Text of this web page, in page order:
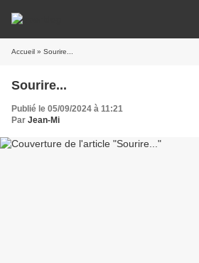
Accueil » Sourire...
Sourire...
Publié le 05/09/2024 à 11:21
Par Jean-Mi